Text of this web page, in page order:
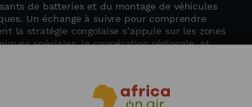
de batteries et du montage de véhicules
Un échange à suivre pour comprendre
la stratégie congolaise s’appuie sur les zones
spéciales, la coopération régionale, et